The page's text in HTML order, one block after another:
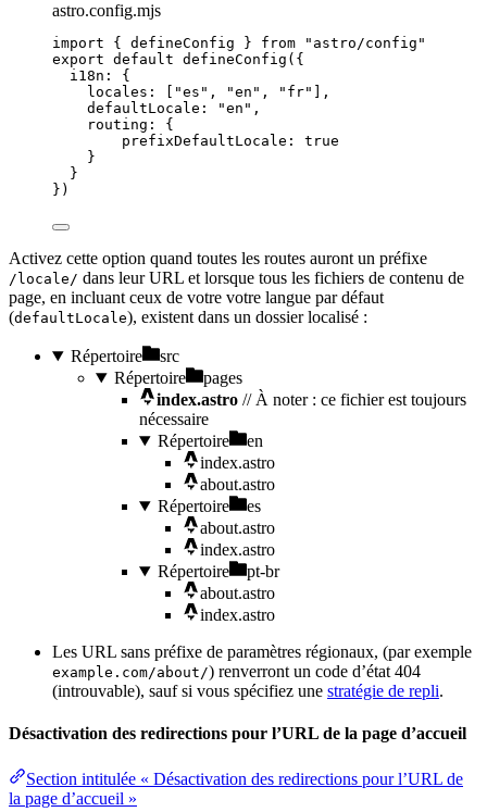
astro.config.mjs
import { defineConfig } from " astro/config "
export default defineConfig ({
i18n: {
locales: [
"es " , "en " , " fr"
],
defaultLocale:
"en " ,
routing: {
prefixDefaultLocale: true
}
}
})
Activez cette option quand toutes les routes auront un préfixe
/locale/ dans leur URL et lorsque tous les fichiers de contenu de
page, en incluant ceux de votre votre langue par défaut
(defaultLocale), existent dans un dossier localisé :
Répertoire
src
Répertoire
pages
index.astro // À noter : ce fichier est toujours
nécessaire
Répertoire
en
index.astro
about.astro
Répertoire
es
about.astro
index.astro
Répertoire
pt-br
about.astro
index.astro
Les URL sans préfixe de paramètres régionaux, (par exemple
example.com/about/) renverront un code d’état 404
(introuvable), sauf si vous spécifiez une stratégie de repli.
Désactivation des redirections pour l’URL de la page d’accueil
Section intitulée « Désactivation des redirections pour l’URL de
la page d’accueil »